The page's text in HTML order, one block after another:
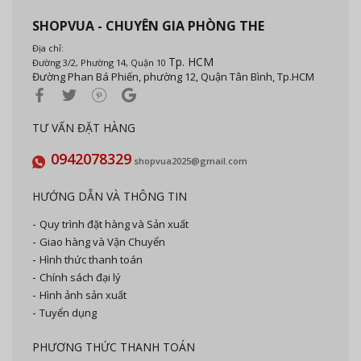
SHOPVUA - CHUYÊN GIA PHÒNG THE
Địa chỉ:
Đường 3/2, Phường 14, Quận 10 Tp. HCM
Đường Phan Bá Phiến, phường 12, Quận Tân Bình, Tp.HCM
TƯ VẤN ĐẶT HÀNG
0942078329 shopvua2025@gmail.com
HƯỚNG DẪN VÀ THÔNG TIN
Quy trình đặt hàng và Sản xuất
Giao hàng và Vận Chuyển
Hình thức thanh toán
Chính sách đại lý
Hình ảnh sản xuất
Tuyển dụng
PHƯƠNG THỨC THANH TOÁN